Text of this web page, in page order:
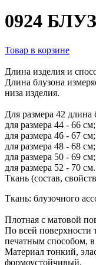
0924
Товар в корзине
Длина изделия и
Длина блузона
низа изделия.
Для размера 42 длина
для размера 44 - 66 см;
для размера 46 - 67 см;
для размера 48 - 68 см;
для размера 50 - 69 см;
для размера 52 - 70 см.
Ткань (состав,
Ткань: блузочного
Плотная с матовой
По всей поверхности
печатным способом, в
Материал тонкий,
формоустойчивый.